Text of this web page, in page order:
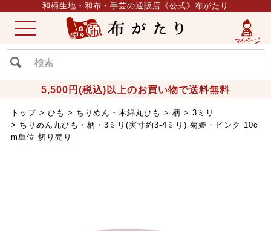
和柄生地・和布・手芸の通販店《公式》布がたり
5,500円(税込)以上のお買い物で送料無料
ME
NU
トップ ひも ちりめん・木綿丸ひも 柄
3ミリ
ちりめん丸ひも・柄・3ミリ(実寸約3-4ミリ) 菊姫・ピンク 10c
m単位 切り売り